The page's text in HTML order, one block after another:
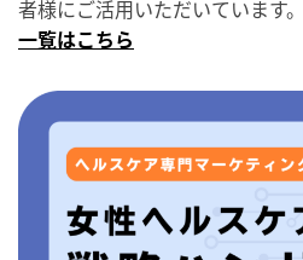
者様にご活用いただいています。
一覧はこちら